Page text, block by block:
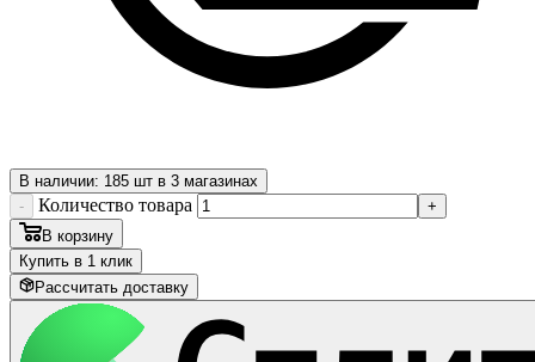
В наличии: 185 шт в 3 магазинах
-
Количество товара
+
В корзину
Купить в 1 клик
Рассчитать доставку